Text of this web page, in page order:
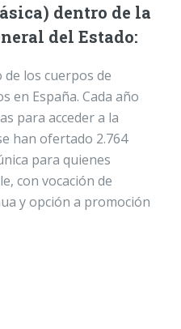
dentro de la
del Estado:
de los cuerpos de
en España. Cada año
para acceder a la
han ofertado 2.764
para quienes
con vocación de
y opción a promoción